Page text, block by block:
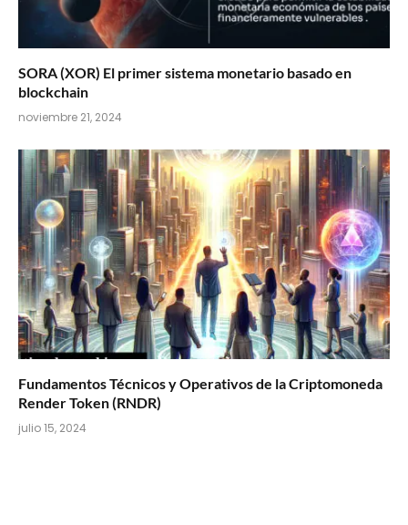
SORA (XOR) El primer sistema monetario basado en
blockchain
noviembre 21, 2024
Fundamentos Técnicos y Operativos de la Criptomoneda
Render Token (RNDR)
julio 15, 2024